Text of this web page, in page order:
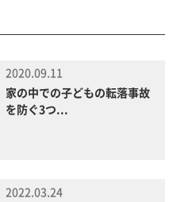
2020.09.11
家の中での子どもの転落事故
を防ぐ3つ...
2022.03.24